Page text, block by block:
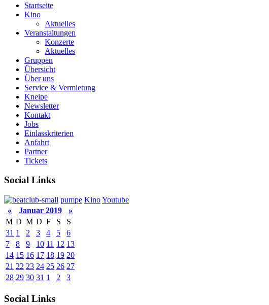
Startseite
Kino
Aktuelles
Veranstaltungen
Konzerte
Aktuelles
Gruppen
Übersicht
Über uns
Service & Vermietung
Kneipe
Newsletter
Kontakt
Jobs
Einlasskriterien
Anfahrt
Partner
Tickets
Social Links
pumpe KinoYoutube
«
Januar 2019
»
M D M D F S
S
31 1 2 3 4 5
6
7
8 9 10 11 12 13
14 15 16 17 18 19 20
21 22 23 24 25 26 27
28 29 30 31 1 2 3
Social Links